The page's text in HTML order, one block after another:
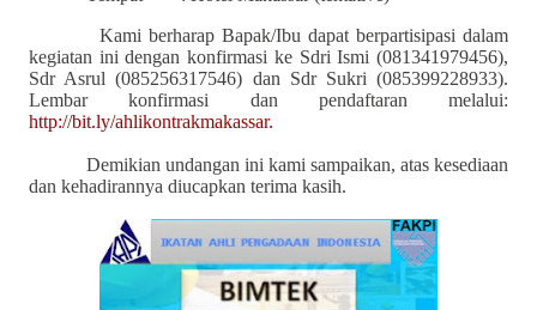
Kami berharap Bapak/Ibu dapat berpartisipasi dalam
kegiatan ini dengan konfirmasi ke Sdri Ismi (081341979456),
Sdr Asrul (085256317546) dan Sdr Sukri (085399228933).
Lembar konfirmasi dan pendaftaran melalui:
http://bit.ly/ahlikontrakmakassar.
Demikian undangan ini kami sampaikan, atas kesediaan
dan kehadirannya diucapkan terima kasih.